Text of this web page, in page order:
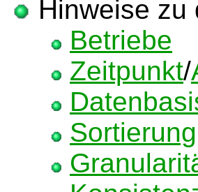
Hinweise zu
Betriebe
Zeitpunkt/
Sortierung